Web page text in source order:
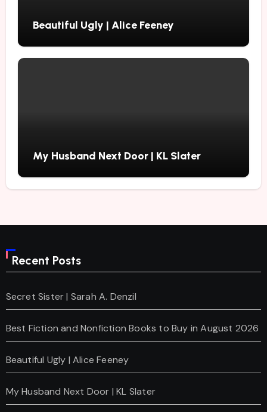
Beautiful Ugly | Alice Feeney
My Husband Next Door | KL Slater
Recent Posts
Secret Sister | Sarah A. Denzil
Best Fiction and Nonfiction Books to Buy in August 2026
Beautiful Ugly | Alice Feeney
My Husband Next Door | KL Slater